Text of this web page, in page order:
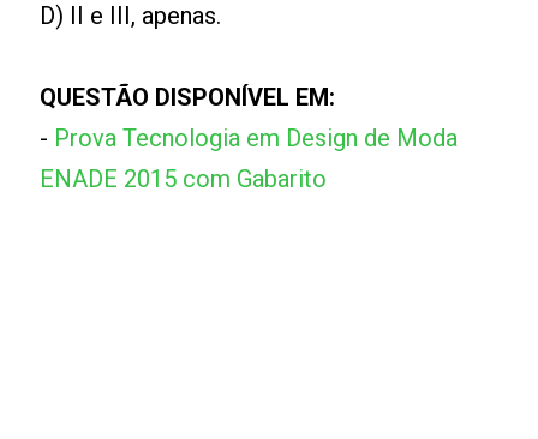
D) II e III, apenas.
QUESTÃO DISPONÍVEL EM:
- Prova Tecnologia em Design de Moda
ENADE 2015 com Gabarito